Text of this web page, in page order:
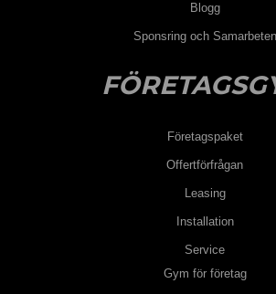
Blogg
Sponsring och Samarbeten
Företagspaket
Offertförfrågan
Leasing
Installation
Service
Gym för företag